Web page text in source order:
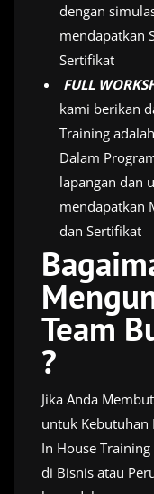
dengan
mendapatkan
Sertifikat
FULL
kami berikan
Training
Dalam
lapangan dan
mendapatkan
dan Sertifikat
Team
?
Jika Anda
untuk Kebutuhan
In House
di Bisnis atau